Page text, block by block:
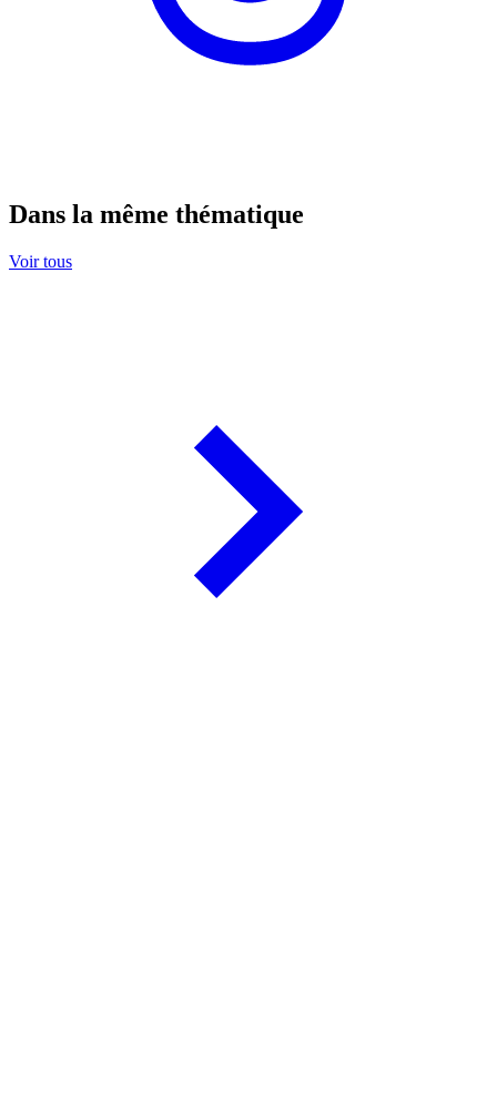
Dans la même thématique
Voir tous